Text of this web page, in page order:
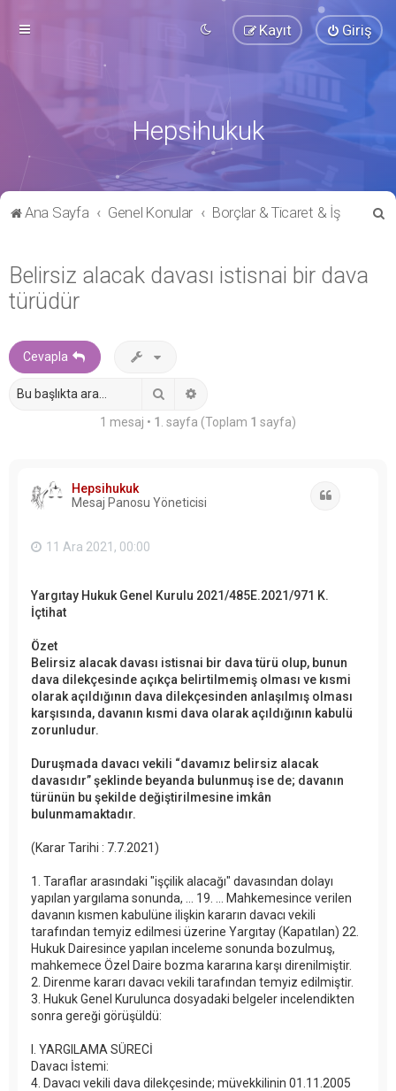
Giriş
Kayıt
Hepsihukuk
Ana Sayfa Genel Konular Borçlar & Ticaret & İş
Belirsiz alacak davası istisnai bir dava
türüdür
Cevapla
1 mesaj • 1 . sayfa (Toplam 1 sayfa)
Hepsihukuk
Mesaj Panosu Yöneticisi
11 Ara 2021, 00:00
Yargıtay Hukuk Genel Kurulu 2021/485E.2021/971 K.
İçtihat
Özet
Belirsiz alacak davası istisnai bir dava türü olup, bunun
dava dilekçesinde açıkça belirtilmemiş olması ve kısmi
olarak açıldığının dava dilekçesinden anlaşılmış olması
karşısında, davanın kısmi dava olarak açıldığının kabulü
zorunludur.
Duruşmada davacı vekili “davamız belirsiz alacak
davasıdır” şeklinde beyanda bulunmuş ise de; davanın
türünün bu şekilde değiştirilmesine imkân
bulunmamaktadır.
(Karar Tarihi : 7.7.2021)
1. Taraflar arasındaki "işçilik alacağı" davasından dolayı
yapılan yargılama sonunda, ... 19. ... Mahkemesince verilen
davanın kısmen kabulüne ilişkin kararın davacı vekili
tarafından temyiz edilmesi üzerine Yargıtay (Kapatılan) 22.
Hukuk Dairesince yapılan inceleme sonunda bozulmuş,
mahkemece Özel Daire bozma kararına karşı direnilmiştir.
2. Direnme kararı davacı vekili tarafından temyiz edilmiştir.
3. Hukuk Genel Kurulunca dosyadaki belgeler incelendikten
sonra gereği görüşüldü:
I. YARGILAMA SÜRECİ
Davacı İstemi:
4. Davacı vekili dava dilekçesinde; müvekkilinin 01.11.2005